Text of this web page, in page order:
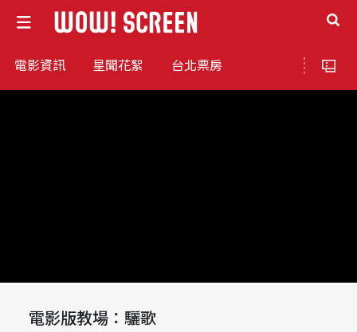
電影資訊 星聞花絮 台北票房
電影版教場：驪歌